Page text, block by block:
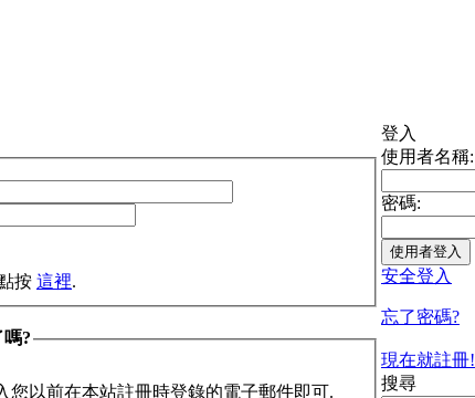
按 這裡.
?
您以前在本站註冊時登錄的電子郵件即可.
登入
使用者名稱:
密碼:
安全登入
忘了密碼?
現在就註冊!
搜尋